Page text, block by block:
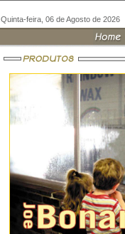
Quinta-feira, 06 de Agosto de 2026